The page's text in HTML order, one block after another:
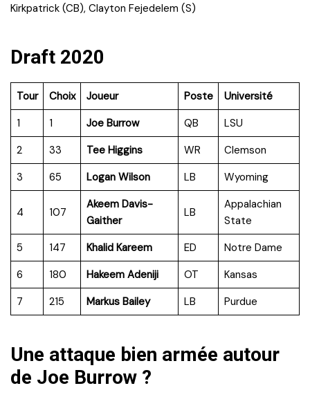
Kirkpatrick (CB), Clayton Fejedelem (S)
Draft 2020
Tour Choix Joueur Poste
Université
1
1 Joe Burrow QB
LSU
2
33 Tee Higgins WR
Clemson
3
65 Logan Wilson LB Wyoming
4 107
Akeem Davis-
Gaither
LB
Appalachian
State
5
147 Khalid Kareem ED
Notre Dame
6
180 Hakeem Adeniji OT
Kansas
7
215 Markus Bailey LB Purdue
Une attaque bien armée autour
de Joe Burrow ?